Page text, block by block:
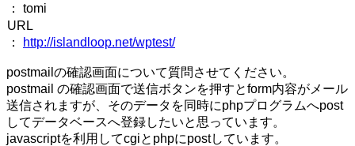
： tomi
URL
：
http://islandloop.net/wptest/
postmailの確認画面について質問させてください。
postmail の確認画面で送信ボタンを押すとform内容がメール
送信されますが、そのデータを同時にphpプログラムへpost
してデータベースへ登録したいと思っています。
javascriptを利用してcgiとphpにpostしています。